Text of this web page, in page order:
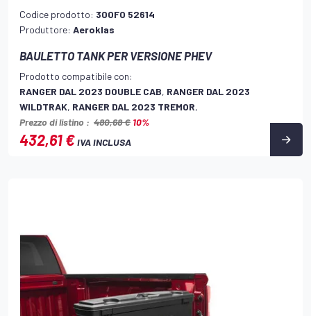
Codice prodotto: 300FO 52614
Produttore: Aeroklas
BAULETTO TANK PER VERSIONE PHEV
Prodotto compatibile con:
RANGER DAL 2023 DOUBLE CAB, RANGER DAL 2023
WILDTRAK, RANGER DAL 2023 TREMOR,
Prezzo di listino : 480,68 € 10%
432,61 €IVA INCLUSA